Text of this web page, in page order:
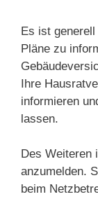
Es ist
Pläne zu
Ihre
informieren
lassen.
Des Weiteren
anzumelden.
beim